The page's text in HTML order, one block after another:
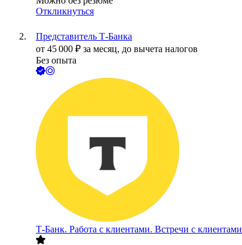
Откликнуться
Представитель Т-Банка
от 45 000 ₽ за месяц, до вычета налогов
Без опыта
Т-Банк. Работа с клиентами. Встречи с клиентами